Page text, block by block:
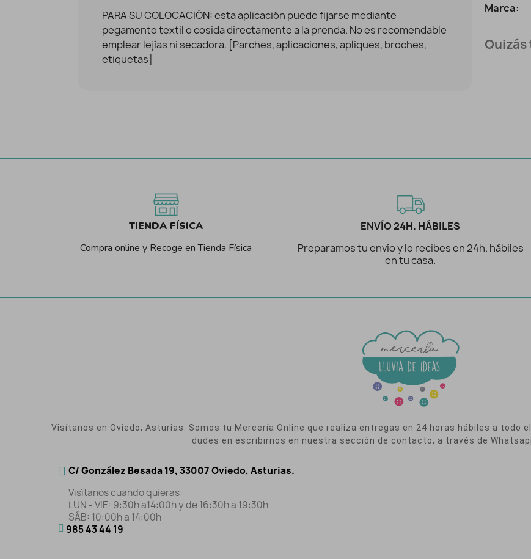
PARA SU COLOCACIÓN: esta aplicación puede fijarse mediante
pegamento textil o cosida directamente a la prenda. No es recomendable
emplear lejías ni secadora. [Parches, aplicaciones, apliques, broches,
etiquetas]
Marca:
TIENDA FÍSICA
Compra online y Recoge en Tienda Física
ENVÍO 24H. HÁBILES
Preparamos tu envío y lo recibes en 24h. hábiles
en tu casa.
Visítanos en Oviedo, Asturias. Somos tu Mercería Online que realiza entregas en 24 horas hábiles a todo
dudes en escribirnos en nuestra sección de contacto, a través de
C/ González Besada 19, 33007 Oviedo, Asturias.
Visítanos cuando quieras:
LUN - VIE: 9:30h a14:00h y de 16:30h a 19:30h
SÁB: 10:00h a 14:00h
985 43 44 19